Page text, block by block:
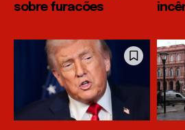
sobre furacões